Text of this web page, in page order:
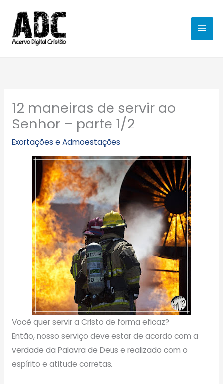
para
conteúdo
12 maneiras de servir ao
Senhor – parte 1/2
Exortações e Admoestações
Você quer servir a Cristo de forma eficaz?
Então, nosso serviço deve estar de acordo com a
verdade da Palavra de Deus e realizado com o
espírito e atitude corretas.